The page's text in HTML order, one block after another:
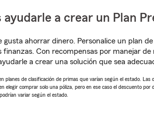
ayudarle a crear un Plan
gusta ahorrar dinero. Personalice un plan
finanzas. Con recompensas por manejar
a crear una solución que sea
planes de clasificación de primas que varían según el estado.
elegir comprar solo una póliza, pero en ese caso el descuento
variar según el estado.